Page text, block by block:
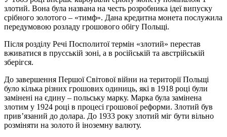
злотий. Вона була названа на честь розробника ідеї випуску
срібного золотого – «тимф». Дана кредитна монета послужила
передумовою розладу грошового обігу Польщі.
Після розділу Речі Посполитої термін «злотий» перестав
вживатися в прусській зоні, а в російській та австрійській
зберігся.
До завершення Першої Світової війни на території Польщі
було кілька різних грошових одиниць, які в 1918 році були
замінені на єдину – польську марку. Марка була замінена
злотим у 1924 році в процесі грошової реформи. Злотий був
прив’язаний до долара. До 1933 року злотий міг бути вільно
розміняти на золото й іноземну валюту.